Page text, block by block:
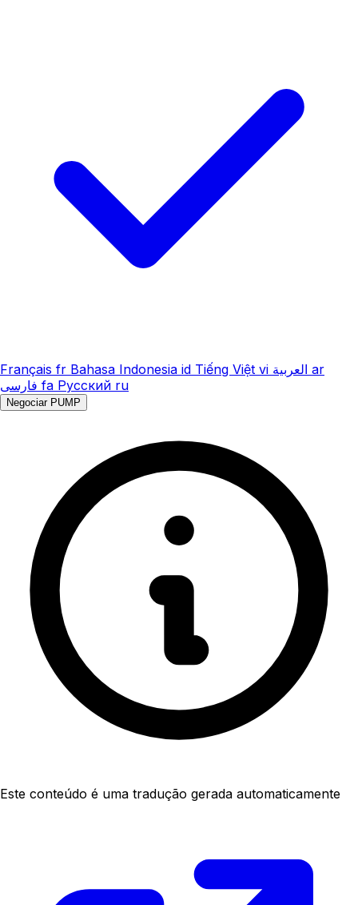
Français fr Bahasa Indonesia id Tiếng Việt vi العربية ar
فارسی fa Русский ru
Negociar PUMP
Este conteúdo é uma tradução gerada automaticamente